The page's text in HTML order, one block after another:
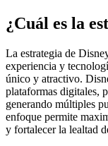
¿Cuál es la
La estrategia de
experiencia y
único y atractivo.
plataformas digitales,
generando múltiples
enfoque permite
y fortalecer la lealtad